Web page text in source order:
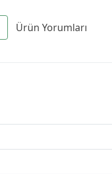
Ürün Yorumları